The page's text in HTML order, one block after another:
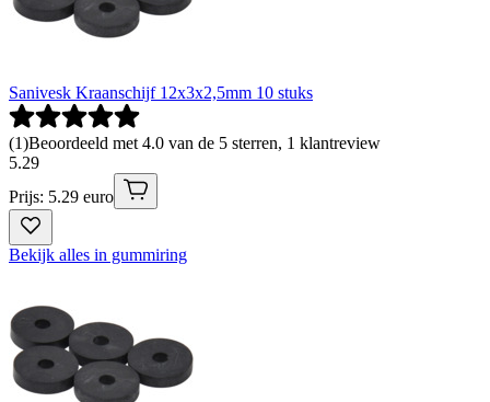
Sanivesk Kraanschijf 12x3x2,5mm 10 stuks
(1)Beoordeeld met 4.0 van de 5 sterren, 1 klantreview
5.29
Prijs: 5.29 euro
Bekijk alles in gummiring